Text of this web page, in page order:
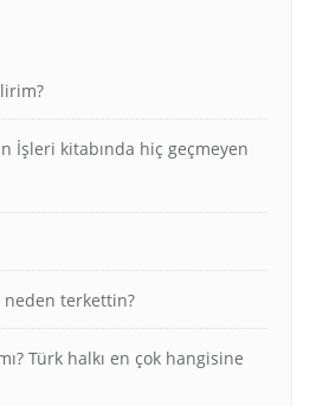
İşleri kitabında hiç geçmeyen
neden terkettin?
Türk halkı en çok hangisine